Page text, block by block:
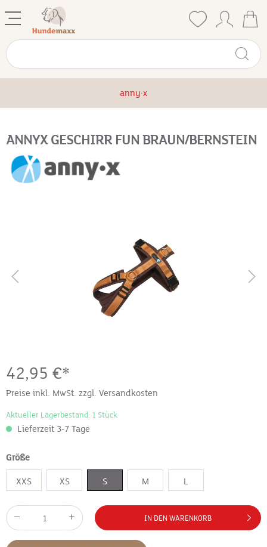
anny·x
ANNYX GESCHIRR FUN BRAUN/BERNSTEIN
42,95 €*
Preise inkl. MwSt. zzgl. Versandkosten
Aktueller Lagerbestand: 1 Stück
Lieferzeit 3-7 Tage
Größe
XXS XS S M L
IN DEN WARENKORB